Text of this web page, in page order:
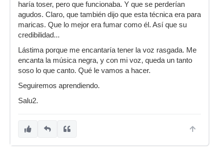
haría toser, pero que funcionaba. Y que se perderían
agudos. Claro, que también dijo que esta técnica era para
maricas. Que lo mejor era fumar como él. Así que su
credibilidad...
Lástima porque me encantaría tener la voz rasgada. Me
encanta la música negra, y con mi voz, queda un tanto
soso lo que canto. Qué le vamos a hacer.
Seguiremos aprendiendo.
Salu2.